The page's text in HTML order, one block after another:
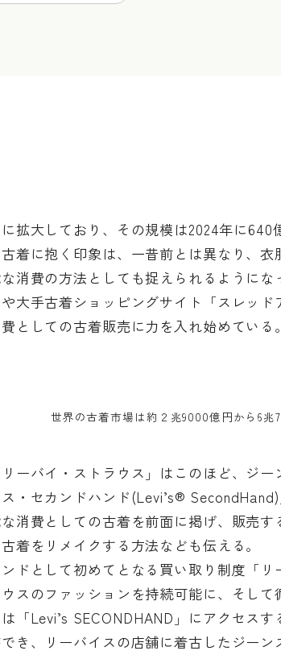
拡大しており、その規模は2024年に640
着に抱く印象は、一昔前とは異なり、
消費の方法としても捉えられるように
大手古着ショッピングサイト「スレッド
としての古着販売に力を入れ始めてい
世界の古着市場は約２兆9000億円から6兆
ーバイ・ストラウス」はこのほど、ジ
ス・セカンドハンド(Levi’s® SecondHand)
消費としての古着を前面に掲げ、販売
着をリメイクする方法なども伝える。
ドとして初めてとなる買い取り制度「リ
スのファッションを持続可能に、そし
「Levi’s SECONDHAND」にアクセス
き、リーバイスの店舗に着古したジー